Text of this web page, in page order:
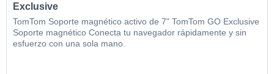
Exclusive
TomTom Soporte magnético activo de 7" TomTom GO Exclusive
Soporte magnético Conecta tu navegador rápidamente y sin
esfuerzo con una sola mano.